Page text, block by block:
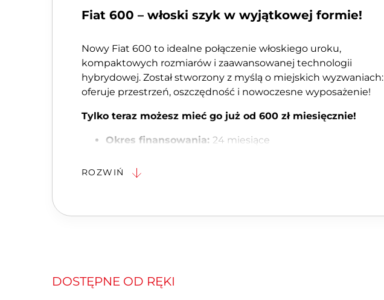
Fiat 600 – włoski szyk w wyjątkowej formie!
Nowy Fiat 600 to idealne połączenie włoskiego uroku,
kompaktowych rozmiarów i zaawansowanej technologii
hybrydowej. Został stworzony z myślą o miejskich wyzwaniach:
oferuje przestrzeń, oszczędność i nowoczesne wyposażenie!
Tylko teraz możesz mieć go już od 600 zł miesięcznie!
Okres finansowania: 24 miesiące
niskie zużycie paliwa
ROZWIŃ
DOSTĘPNE OD RĘKI